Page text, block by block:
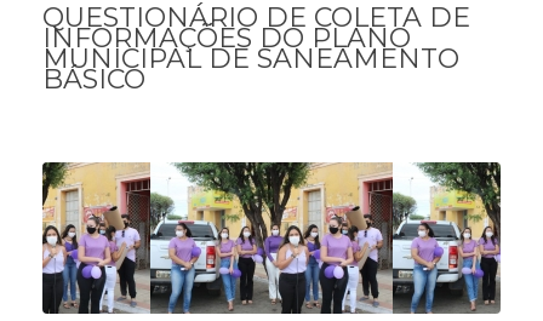
QUESTIONÁRIO DE COLETA DE
INFORMAÇÕES DO PLANO
MUNICIPAL DE SANEAMENTO
BÁSICO